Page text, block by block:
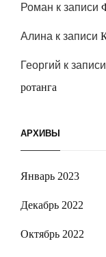
Роман к записи
Алина к записи
Георгий к записи
ротанга
АРХИВЫ
Январь 2023
Декабрь 2022
Октябрь 2022